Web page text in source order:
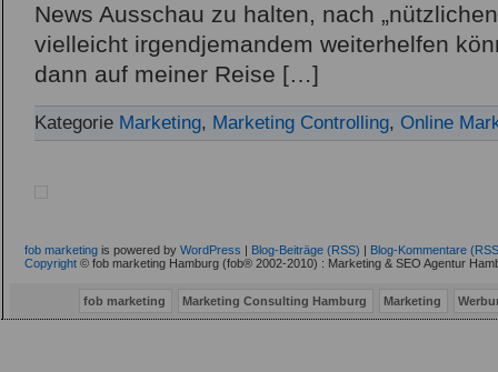
News Ausschau zu halten, nach
vielleicht irgendjemandem weiterhelfen
dann auf meiner Reise […]
Kategorie Marketing, Marketing Controlling, Online
fob marketing is powered by WordPress | Blog-Beiträge (RSS) | Blog-Kommentare
Copyright © fob marketing Hamburg (fob® 2002-2010) : Marketing & SEO Agentur
fob marketing Marketing Consulting Hamburg Marketing